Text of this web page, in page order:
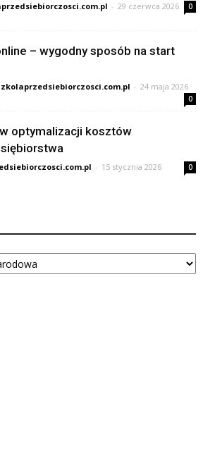
- 29 czerwca 2026 0
– wygodny sposób na start
- 24 maja 2026
0
optymalizacji kosztów
- 15 stycznia 2026 0